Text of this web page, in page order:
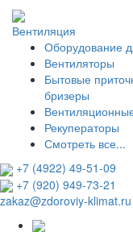
Вентиляция
Оборудование
Вентиляторы
Бытовые
бризеры
Рекуператоры
Смотреть все...
+7 (4922) 49-51-09
+7 (920) 949-73-21
zakaz@zdoroviy-klimat.ru